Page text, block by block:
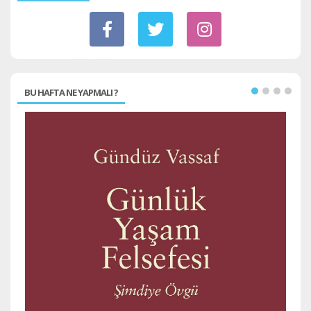
BU HAFTA NE YAPMALI ?